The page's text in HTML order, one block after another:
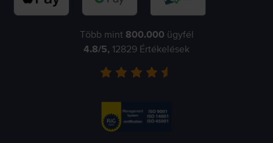
Több mint 800.000 ügyfél
4.8/5, 12829 Értékelések